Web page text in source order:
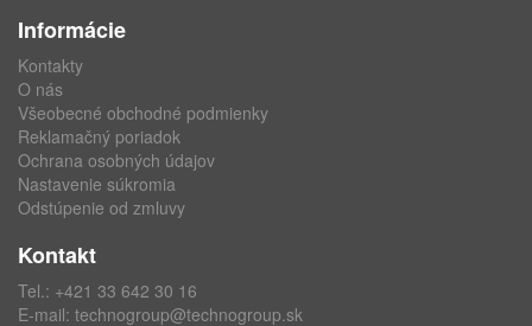
Informácie
Kontakty
O nás
Všeobecné obchodné podmienky
Reklamačný poriadok
Ochrana osobných údajov
Nastavenie súkromia
Odstúpenie od zmluvy
Kontakt
Tel.: +421 33 642 30 16
E-mail: technogroup@technogroup.sk